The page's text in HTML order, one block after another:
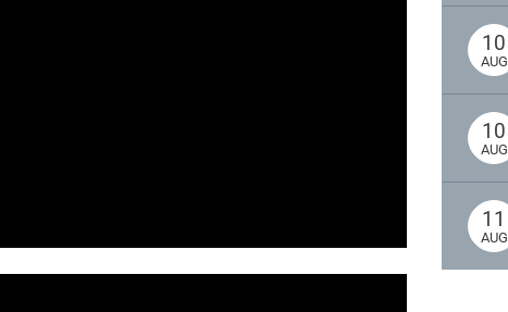
10
AUG
10
AUG
11
AUG